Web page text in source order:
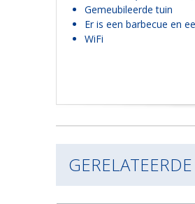
Gemeubileerde tuin
Er is een barbecue en
WiFi